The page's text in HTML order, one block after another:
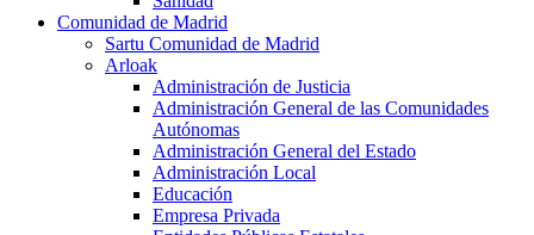
Comunidad de Madrid
Sartu Comunidad de Madrid
Arloak
Administración de Justicia
Administración General de las Comunidades
Autónomas
Administración General del Estado
Administración Local
Educación
Empresa Privada